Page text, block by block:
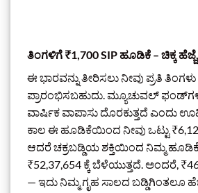
ತಿಂಗಳಿಗೆ ₹1,700 SIP ಹೂಡಿಕೆ – ಚಿಕ್ಕ
ಈ ಭಾರವನ್ನು ತೀರಿಸಲು ನೀವು ಪ್ರತಿ
ಪ್ರಾರಂಭಿಸಬಹುದು. ಮ್ಯೂಚುವಲ್
ವಾರ್ಷಿಕ ವಾಪಾಸು ದೊರಕುತ್ತದೆ ಎಂದು
ಕಾಲ ಈ ಹೂಡಿಕೆಯಿಂದ ನೀವು ಒಟ್ಟು
ಆದರೆ ಚಕ್ರಬಡ್ಡಿಯ ಶಕ್ತಿಯಿಂದ ನಿಮ್ಮ
₹52,37,654 ಕ್ಕೆ ಬೆಳೆಯುತ್ತದೆ. ಅಂದರೆ,
— ಇದು ನಿಮ್ಮ ಗೃಹ ಸಾಲದ ಬಡ್ಡಿಗಿಂತಲೂ